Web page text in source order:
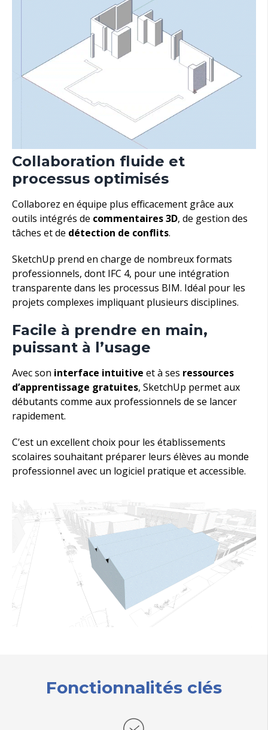
Collaboration fluide et
processus optimisés
Collaborez en équipe plus efficacement grâce aux
outils intégrés de commentaires 3D, de gestion des
tâches et de détection de conflits.
SketchUp prend en charge de nombreux formats
professionnels, dont IFC 4, pour une intégration
transparente dans les processus BIM. Idéal pour les
projets complexes impliquant plusieurs disciplines.
Facile à prendre en main,
puissant à l’usage
Avec son interface intuitive et à ses ressources
d’apprentissage gratuites, SketchUp permet aux
débutants comme aux professionnels de se lancer
rapidement.
C’est un excellent choix pour les établissements
scolaires souhaitant préparer leurs élèves au monde
professionnel avec un logiciel pratique et accessible.
Fonctionnalités clés